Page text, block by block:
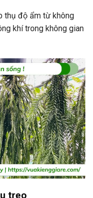
thụ độ ẩm từ không
khí trong không gian
treo